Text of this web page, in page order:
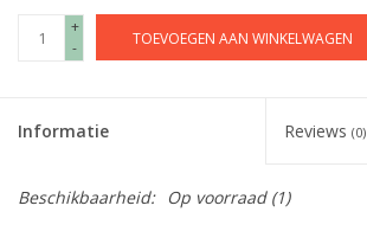
+
-
TOEVOEGEN AAN WINKELWAGEN
Informatie Reviews (0)
Beschikbaarheid: Op voorraad(1)